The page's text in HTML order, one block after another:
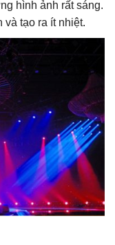
hình ảnh rất sáng.
và tạo ra ít nhiệt.